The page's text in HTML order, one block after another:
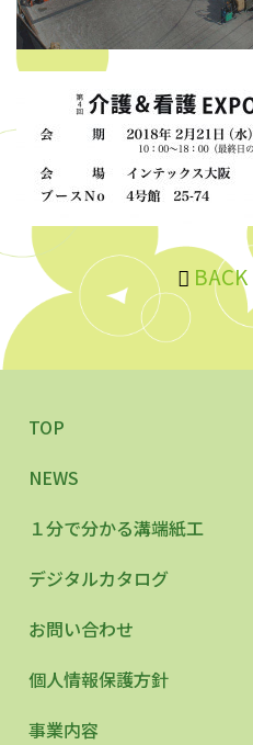
BACK
TOP
NEWS
１分で分かる溝端紙工
デジタルカタログ
お問い合わせ
個人情報保護方針
事業内容